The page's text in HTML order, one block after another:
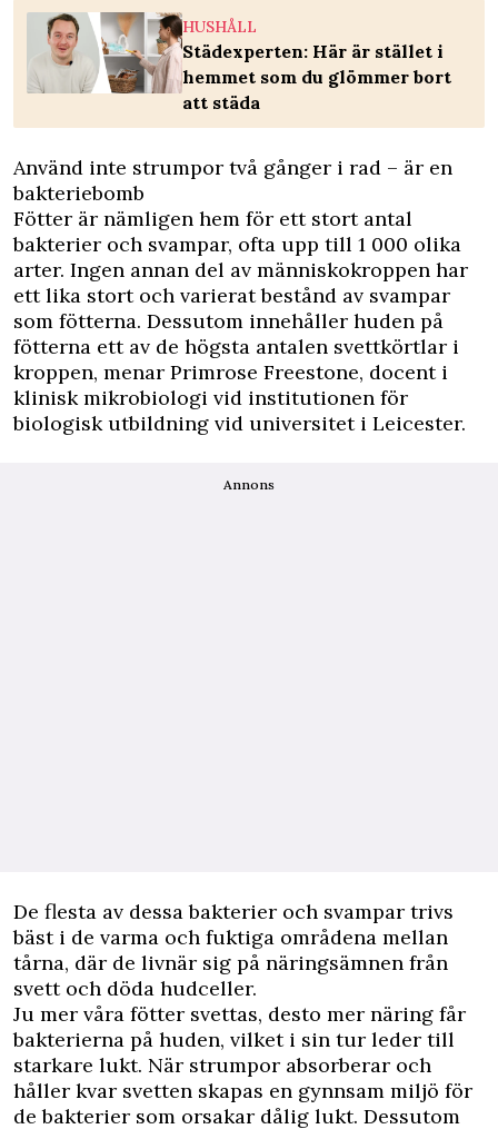
HUSHÅLL
Städexperten: Här är stället i
hemmet som du glömmer bort
att städa
Använd inte strumpor två gånger i rad – är en
bakteriebomb
Fötter är nämligen hem för ett stort antal
bakterier och svampar, ofta upp till 1 000 olika
arter. Ingen annan del av människokroppen har
ett lika stort och varierat bestånd av svampar
som fötterna. Dessutom innehåller huden på
fötterna ett av de högsta antalen svettkörtlar i
kroppen, menar Primrose Freestone, docent i
klinisk mikrobiologi vid institutionen för
biologisk utbildning vid universitet i Leicester.
Annons
De flesta av dessa bakterier och svampar trivs
bäst i de varma och fuktiga områdena mellan
tårna, där de livnär sig på näringsämnen från
svett och döda hudceller.
Ju mer våra fötter svettas, desto mer näring får
bakterierna på huden, vilket i sin tur leder till
starkare lukt. När strumpor absorberar och
håller kvar svetten skapas en gynnsam miljö för
de bakterier som orsakar dålig lukt. Dessutom